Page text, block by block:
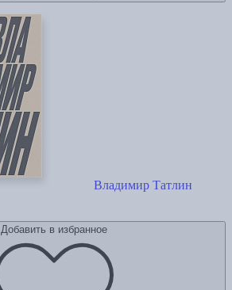
Владимир Татлин
Добавить в избранное